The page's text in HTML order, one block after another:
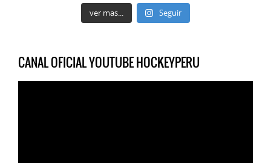
ver mas... Seguir
CANAL OFICIAL YOUTUBE HOCKEYPERU